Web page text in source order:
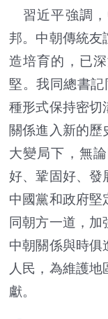
習近平強調，
邦。中朝傳統友
造培育的，已
堅。我同總書
種形式保持密切
關係進入新的歷
大變局下，無
好、鞏固好、發
中國黨和政府堅
同朝方一道，加
中朝關係與時俱
人民，為維護
獻。